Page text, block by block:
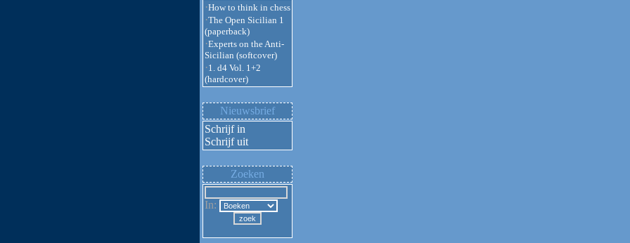
·How to think in chess
·The Open Sicilian 1
(paperback)
·Experts on the Anti-
Sicilian (softcover)
·1. d4 Vol. 1+2
(hardcover)
Nieuwsbrief
Schrijf in
Schrijf uit
Zoeken
In: